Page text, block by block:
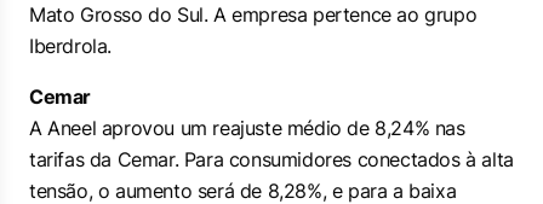
Mato Grosso do Sul. A empresa pertence ao grupo
Iberdrola.
Cemar
A Aneel aprovou um reajuste médio de 8,24% nas
tarifas da Cemar. Para consumidores conectados à alta
tensão, o aumento será de 8,28%, e para a baixa